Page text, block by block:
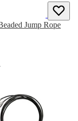
Jump Rope